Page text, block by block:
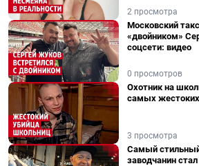
2 просмотра
Московский
«двойником»
соцсети: видео
0 просмотров
Охотник на
самых
3 просмотра
Самый
заводчанин